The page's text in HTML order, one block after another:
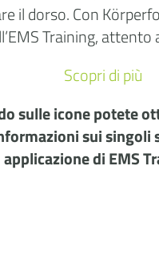
il dorso. Con
Training, attento
Scopri di più
sulle icone potete
sui singoli
applicazione di EMS